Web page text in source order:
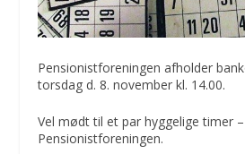
Pensionistforeningen afholder
torsdag d. 8. november kl. 14.00.
Vel mødt til et par hyggelige timer –
Pensionistforeningen.